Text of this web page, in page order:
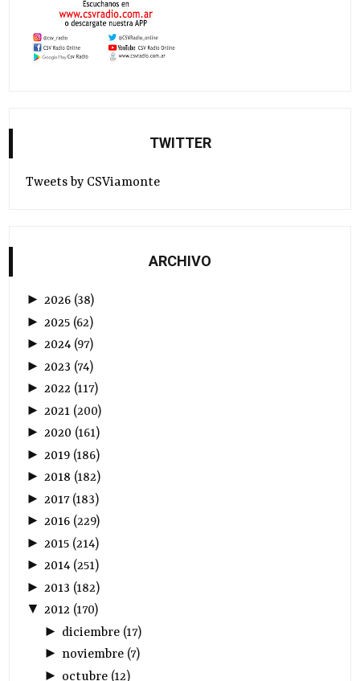
TWITTER
Tweets by CSViamonte
ARCHIVO
►2026 (38)
► 2025 (62)
►2024 (97)
► 2023 (74)
►2022 (117)
► 2021 (200)
►2020 (161)
► 2019 (186)
►2018 (182)
► 2017(183)
►2016 (229)
► 2015 (214)
►2014 (251)
► 2013 (182)
▼2012 (170)
► diciembre(17)
► noviembre(7)
► octubre(12)